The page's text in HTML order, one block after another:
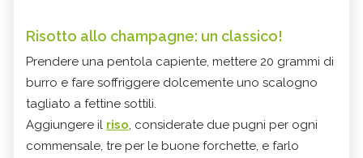
Risotto allo champagne: un classico!
Prendere una pentola capiente, mettere 20 grammi di
burro e fare soffriggere dolcemente uno scalogno
tagliato a fettine sottili.
Aggiungere il riso, considerate due pugni per ogni
commensale, tre per le buone forchette, e farlo